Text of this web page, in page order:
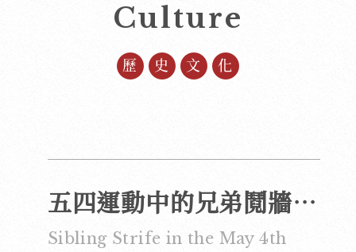
Culture
歷史文化
五四運動中的兄弟鬩牆：魯迅、周作人與改革或革命的隱喻
Sibling Strife in the May 4th